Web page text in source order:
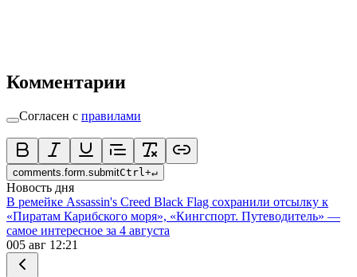
Комментарии
Согласен с правилами
comments.form.submitCtrl +↵
Новость дня
В ремейке Assassin's Creed Black Flag сохранили отсылку к
«Пиратам Карибского моря», «Кингспорт. Путеводитель» —
самое интересное за 4 августа
005 авг 12:21